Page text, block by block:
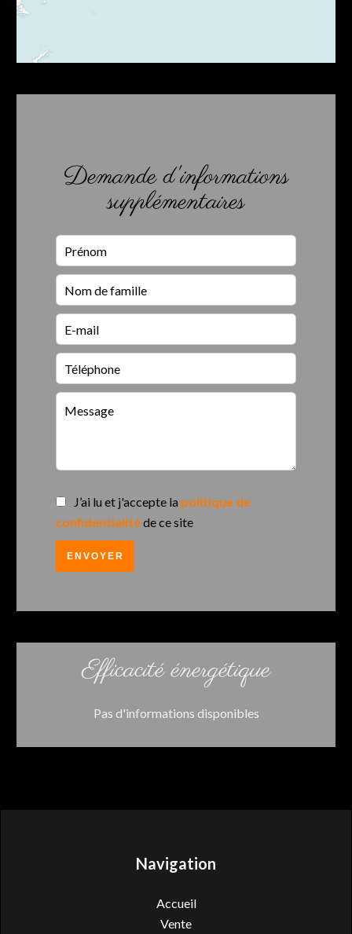
Demande d'informations
supplémentaires
J’ai lu et j'accepte la politique de
confidentialitéde ce site
ENVOYER
Efficacité énergétique
Pas d'informations disponibles
Navigation
Accueil
Vente